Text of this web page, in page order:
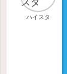
ハイスタ